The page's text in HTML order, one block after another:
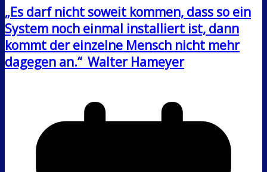
„Es darf nicht soweit kommen, dass so ein
System noch einmal installiert ist, dann
kommt der einzelne Mensch nicht mehr
dagegen an.“ Walter Hameyer